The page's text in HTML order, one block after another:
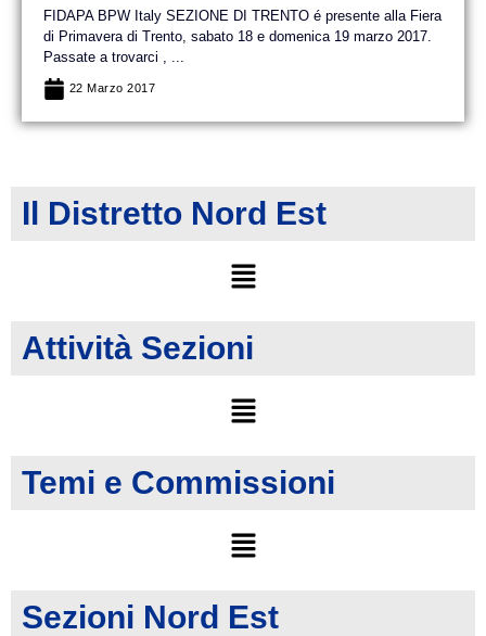
FIDAPA BPW Italy SEZIONE DI TRENTO é presente alla Fiera
di Primavera di Trento, sabato 18 e domenica 19 marzo 2017.
Passate a trovarci , ...
22 Marzo 2017
Il Distretto Nord Est
Attività Sezioni
Temi e Commissioni
Sezioni Nord Est